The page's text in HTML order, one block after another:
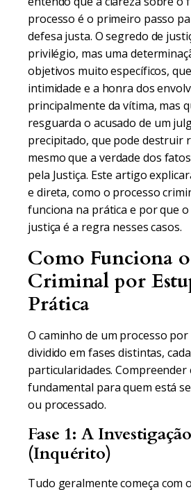
processo é o primeiro passo
defesa justa. O segredo de
privilégio, mas uma
objetivos muito específicos,
intimidade e a honra dos
principalmente da vítima, mas
resguarda o acusado de um
precipitado, que pode destruir
mesmo que a verdade dos
pela Justiça. Este artigo
e direta, como o processo
funciona na prática e por que
justiça é a regra nesses casos.
Como Funciona o
Criminal por
Prática
O caminho de um processo
dividido em fases distintas,
particularidades. Compreender
fundamental para quem está
ou processado.
Fase 1: A
(Inquérito)
Tudo geralmente começa com